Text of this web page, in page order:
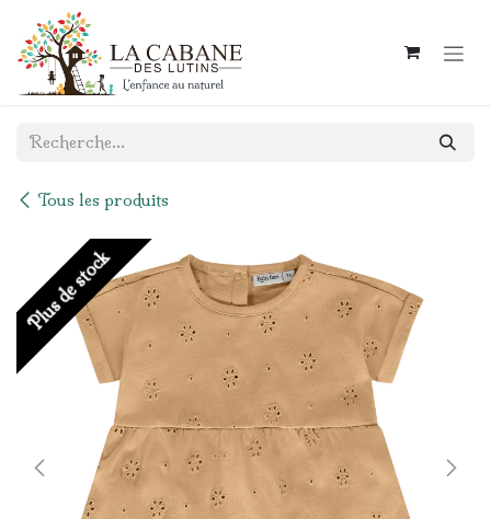
Se rendre au contenu
Tous les produits
Plus de stock